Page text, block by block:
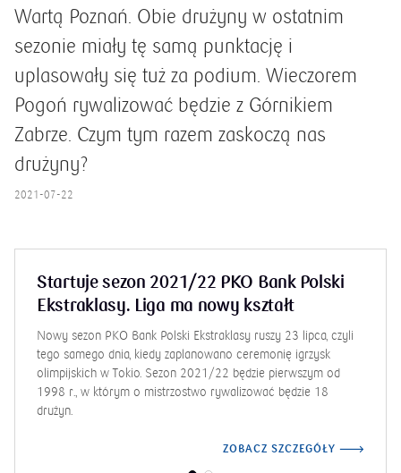
Wartą Poznań. Obie drużyny w ostatnim
sezonie miały tę samą punktację i
uplasowały się tuż za podium. Wieczorem
Pogoń rywalizować będzie z Górnikiem
Zabrze. Czym tym razem zaskoczą nas
drużyny?
2021-07-22
Startuje sezon 2021/22 PKO Bank Polski
Ekstraklasy. Liga ma nowy kształt
Nowy sezon PKO Bank Polski Ekstraklasy ruszy 23 lipca, czyli
tego samego dnia, kiedy zaplanowano ceremonię igrzysk
olimpijskich w Tokio. Sezon 2021/22 będzie pierwszym od
1998 r., w którym o mistrzostwo rywalizować będzie 18
drużyn.
ZOBACZ SZCZEGÓŁY